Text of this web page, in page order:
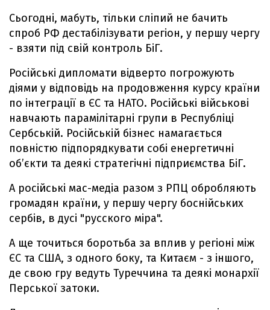
Сьогодні, мабуть, тільки сліпий не бачить
спроб РФ дестабілізувати регіон, у першу чергу
- взяти під свій контроль БіГ.
Російські дипломати відверто погрожують
діями у відповідь на продовження курсу країни
по інтеграції в ЄС та НАТО. Російські військові
навчають парамілітарні групи в Республіці
Сербській. Російській бізнес намагається
повністю підпорядкувати собі енергетичні
об’єкти та деякі стратегічні підприємства БіГ.
А російські мас-медіа разом з РПЦ обробляють
громадян країни, у першу чергу боснійських
сербів, в дусі "русского міра".
А ще точиться боротьба за вплив у регіоні між
ЄС та США, з одного боку, та Китаєм - з іншого,
де свою гру ведуть Туреччина та деякі монархії
Перської затоки.